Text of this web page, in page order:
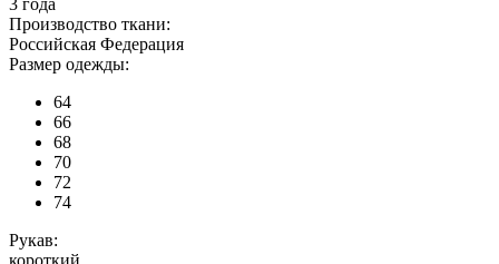
3 года
Производство ткани:
Российская Федерация
Размер одежды:
64
66
68
70
72
74
Рукав: